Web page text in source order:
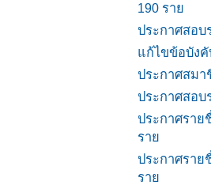
190 ราย
ประกาศสอ
แก้ไขข้อบังคั
ประกาศสมา
ประกาศสอ
ประกาศราย
ราย
ประกาศราย
ราย